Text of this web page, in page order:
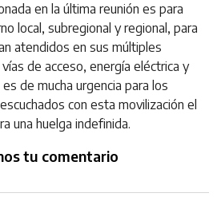
en la última reunión es para
local, subregional y regional, para
atendidos en sus múltiples
de acceso, energía eléctrica y
de mucha urgencia para los
con esta movilización el
una huelga indefinida.
tu comentario